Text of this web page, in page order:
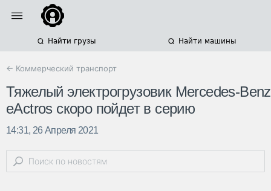
Найти грузы Найти машины
← Коммерческий транспорт
Тяжелый электрогрузовик Mercedes-Benz
eActros скоро пойдет в серию
14:31, 26 Апреля 2021